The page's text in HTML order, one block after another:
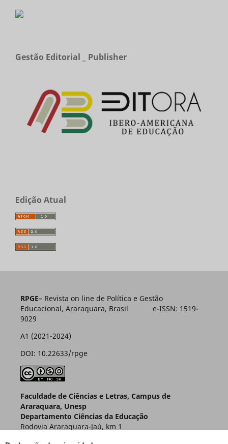
Gestão Editorial _ Publisher
Edição Atual
RPGE– Revista on line de Política e Gestão
Educacional, Araraquara, Brasil e-ISSN: 1519-
9029
A1 (2021-2024)
DOI: 10.22633/rpge
Faculdade de Ciências e Letras, Campus de
Araraquara, Unesp
Departamento Ciências da Educação
Rodovia Araraquara-Jaú, km 1